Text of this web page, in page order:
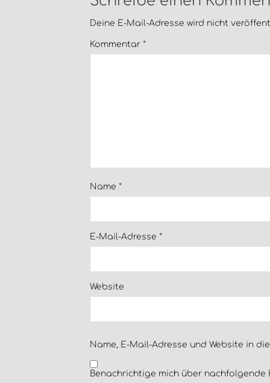
Deine E-Mail-Adresse wird nicht
Kommentar*
Name*
E-Mail-Adresse*
Website
Name, E-Mail-Adresse und Website in
Benachrichtige mich über nachfolgende